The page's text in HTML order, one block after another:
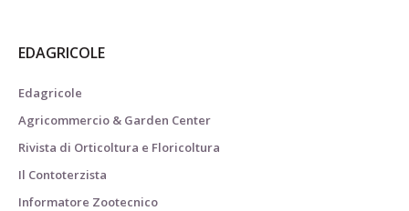
EDAGRICOLE
Edagricole
Agricommercio & Garden Center
Rivista di Orticoltura e Floricoltura
Il Contoterzista
Informatore Zootecnico